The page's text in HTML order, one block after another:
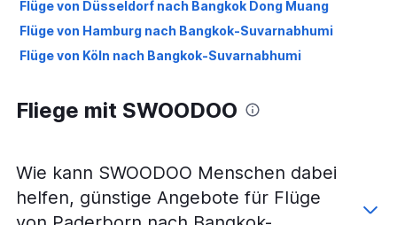
Flüge von Düsseldorf nach Bangkok Dong Muang
Flüge von Hamburg nach Bangkok-Suvarnabhumi
Flüge von Köln nach Bangkok-Suvarnabhumi
Flüge von Stuttgart nach Bangkok-Suvarnabhumi
Flüge von Berlin nach Bangkok Dong Muang
Flüge von Hannover nach Bangkok-Suvarnabhumi
Flüge von Bremen nach Bangkok-Suvarnabhumi
Fliege mit SWOODOO
Wie kann SWOODOO Menschen dabei
helfen, günstige Angebote für Flüge